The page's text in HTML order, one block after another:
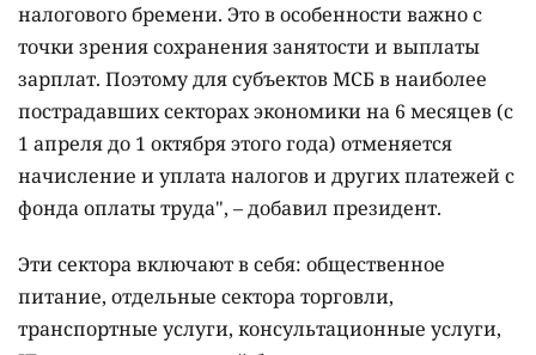
налогового бремени. Это в особенности важно с
точки зрения сохранения занятости и выплаты
зарплат. Поэтому для субъектов МСБ в наиболее
пострадавших секторах экономики на 6 месяцев (с
1 апреля до 1 октября этого года) отменяется
начисление и уплата налогов и других платежей с
фонда оплаты труда", – добавил президент.
Эти сектора включают в себя: общественное
питание, отдельные сектора торговли,
транспортные услуги, консультационные услуги,